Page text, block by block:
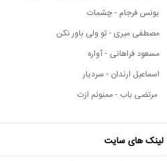
یونس فرجام - چشمات
مصطفی میری - تو ولی باور نکن
مسعود فراهانی - آواره
اسماعیل ارندان - سردیار
مرتضی باب - ممنونم ازت
لینک های سایت